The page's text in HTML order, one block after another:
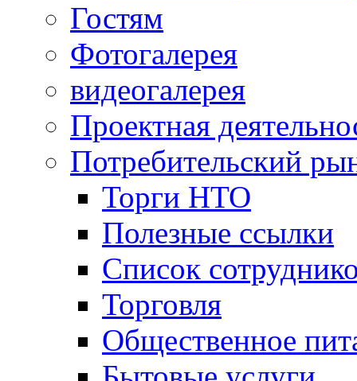
Гостям
Фотогалерея
видеогалерея
Проектная
Потребительский
Торги НТО
Полезные ссылки
Список
Торговля
Общественное